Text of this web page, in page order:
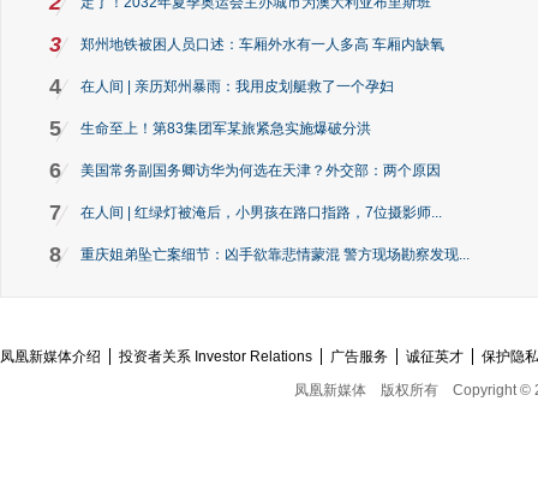
3 郑州地铁被困人员口述：车厢外水有一人多高 车厢内缺氧
4 在人间 | 亲历郑州暴雨：我用皮划艇救了一个孕妇
5 生命至上！第83集团军某旅紧急实施爆破分洪
6 美国常务副国务卿访华为何选在天津？外交部：两个原因
7 在人间 | 红绿灯被淹后，小男孩在路口指路，7位摄影师...
8 重庆姐弟坠亡案细节：凶手欲靠悲情蒙混 警方现场勘察发现...
凤凰新媒体介绍 投资者关系 Investor Relations 广告服务 诚征英才
保护隐
凤凰新媒体
版权所有 Copyright ©